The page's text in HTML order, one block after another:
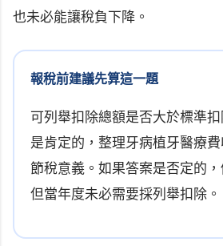
也未必能讓稅負下降。
報稅前建議先算這一題
可列舉扣除總額是否大於標準
是肯定的，整理牙病植牙醫療
節稅意義。如果答案是否定的，
但當年度未必需要採列舉扣除。